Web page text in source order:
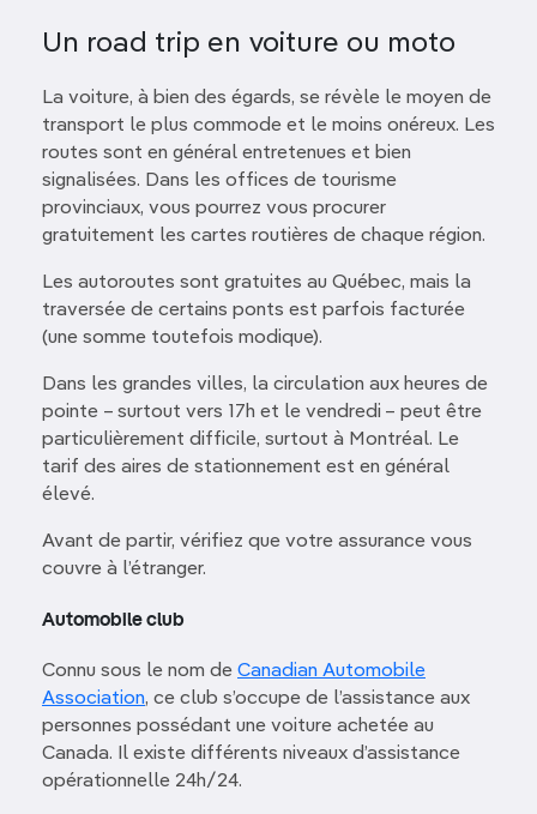
Un road trip en voiture ou moto
La voiture, à bien des égards, se révèle le moyen de
transport le plus commode et le moins onéreux. Les
routes sont en général entretenues et bien
signalisées. Dans les offices de tourisme
provinciaux, vous pourrez vous procurer
gratuitement les cartes routières de chaque région.
Les autoroutes sont gratuites au Québec, mais la
traversée de certains ponts est parfois facturée
(une somme toutefois modique).
Dans les grandes villes, la circulation aux heures de
pointe – surtout vers 17h et le vendredi – peut être
particulièrement difficile, surtout à Montréal. Le
tarif des aires de stationnement est en général
élevé.
Avant de partir, vérifiez que votre assurance vous
couvre à l’étranger.
Automobile club
Connu sous le nom de Canadian Automobile
Association, ce club s’occupe de l’assistance aux
personnes possédant une voiture achetée au
Canada. Il existe différents niveaux d’assistance
opérationnelle 24h/24.